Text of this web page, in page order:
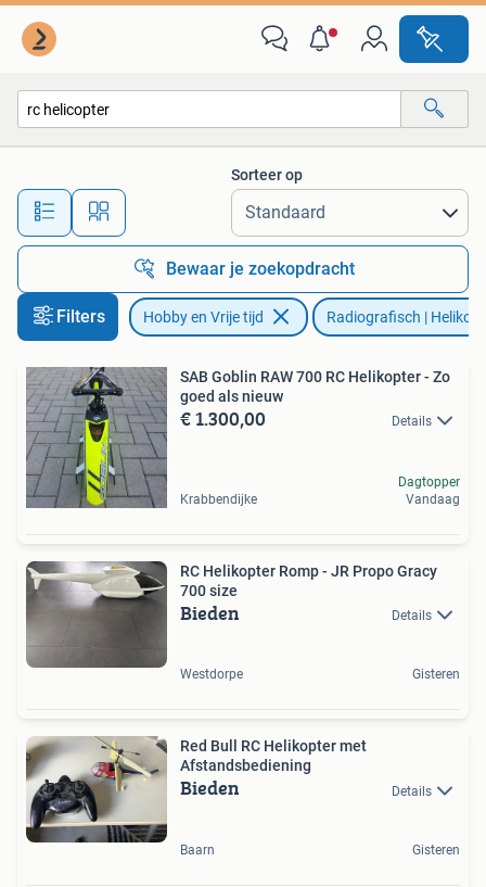
Alle afstanden…
Sorteer op
Bewaar je zoekopdracht
Filters Hobby en Vrije tijd Radiografisch |
SAB Goblin RAW 700 RC Helikopter - Zo
goed als nieuw
€ 1.300,00 Details
Krabbendijke
Dagtopper
Vandaag
RC Helikopter Romp - JR Propo Gracy
700 size
Bieden Details
Westdorpe Gisteren
Red Bull RC Helikopter met
Afstandsbediening
Bieden Details
Baarn Gisteren